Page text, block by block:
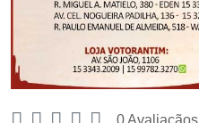
0 Avaliaçãos